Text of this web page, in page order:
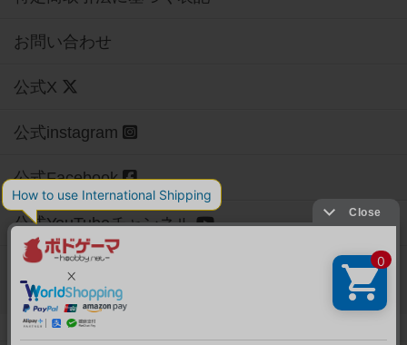
お問い合わせ
公式X
公式instagram
公式Facebook
公式YouTubeチャンネル